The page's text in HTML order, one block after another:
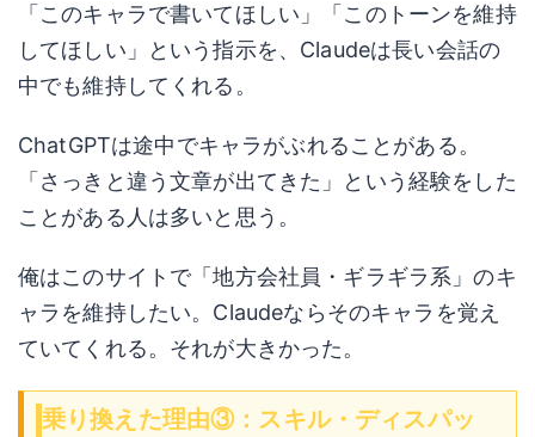
「このキャラで書いてほしい」「このトーンを維持
してほしい」という指示を、Claudeは長い会話の
中でも維持してくれる。
ChatGPTは途中でキャラがぶれることがある。
「さっきと違う文章が出てきた」という経験をした
ことがある人は多いと思う。
俺はこのサイトで「地方会社員・ギラギラ系」のキ
ャラを維持したい。Claudeならそのキャラを覚え
ていてくれる。それが大きかった。
乗り換えた理由③：スキル・ディスパッ